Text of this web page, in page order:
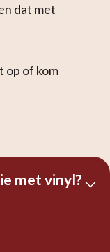
dat met
op of kom
met vinyl?